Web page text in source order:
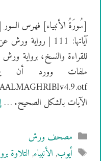
آياتها: 111 |
للقراءة والنسخ، برواية
ملفات وورد أن
الآيات بالشكل الصحيح. …
التصنيفات
مصحف ورش
الوسوم
أيوب,الأنبياء,التلاوة